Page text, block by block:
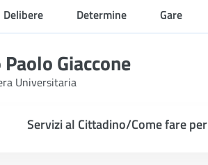
Delibere Determine Gare
Giaccone
Universitaria
Servizi al Cittadino/Come fare per